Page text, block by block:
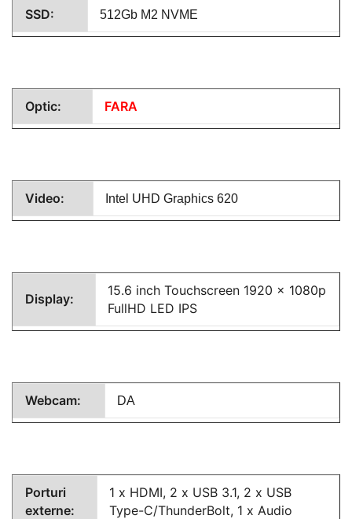
SSD: 512Gb M2 NVME
Optic: FARA
Video: Intel UHD Graphics 620
Display:
15.6 inch Touchscreen 1920 x 1080p
FullHD LED IPS
Webcam: DA
Porturi
externe:
1 x HDMI, 2 x USB 3.1, 2 x USB
Type-C/ThunderBolt, 1 x Audio